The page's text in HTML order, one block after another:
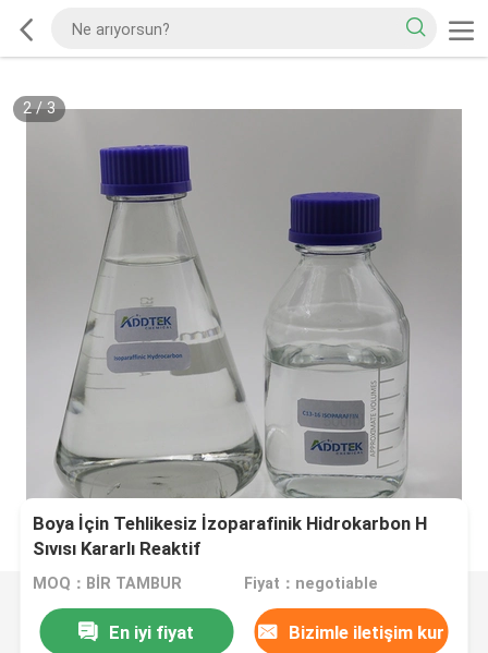
2/3
Boya İçin Tehlikesiz İzoparafinik Hidrokarbon H
Sıvısı Kararlı Reaktif
MOQ：BİR TAMBUR Fiyat：negotiable
En iyi fiyat Bizimle iletişim kur